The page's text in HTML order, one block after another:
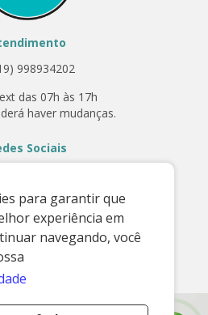
para garantir que
experiência em
navegando, você
998934202
das 07h às 17h
haver mudanças.
Sociais
Contato
E-mail:
Canecas